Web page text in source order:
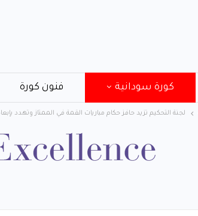
كورة سودانية فنون كورة
لجنة التحكيم تزيد حافز حكام مباريات القمة في الممتاز وتهدد